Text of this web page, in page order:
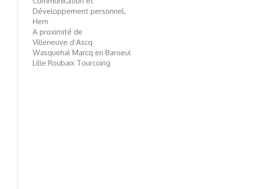
Développement personnel,
Hem
A proximité de
Villeneuve d’Ascq
Wasquehal Marcq en Baroeul
Lille Roubaix Tourcoing